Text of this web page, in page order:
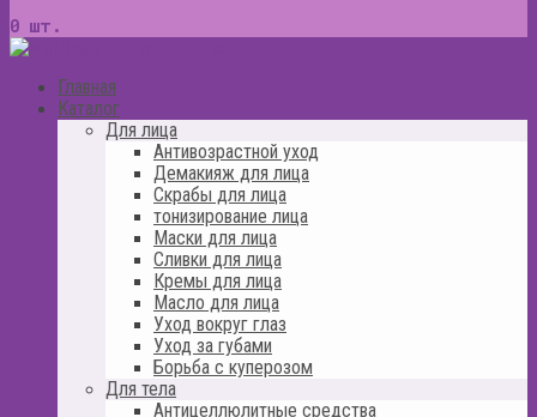
0 шт.
Главная
Каталог
Для лица
Антивозрастной уход
Демакияж для лица
Скрабы для лица
тонизирование лица
Маски для лица
Сливки для лица
Кремы для лица
Масло для лица
Уход вокруг глаз
Уход за губами
Борьба с куперозом
Для тела
Антицеллюлитные средства